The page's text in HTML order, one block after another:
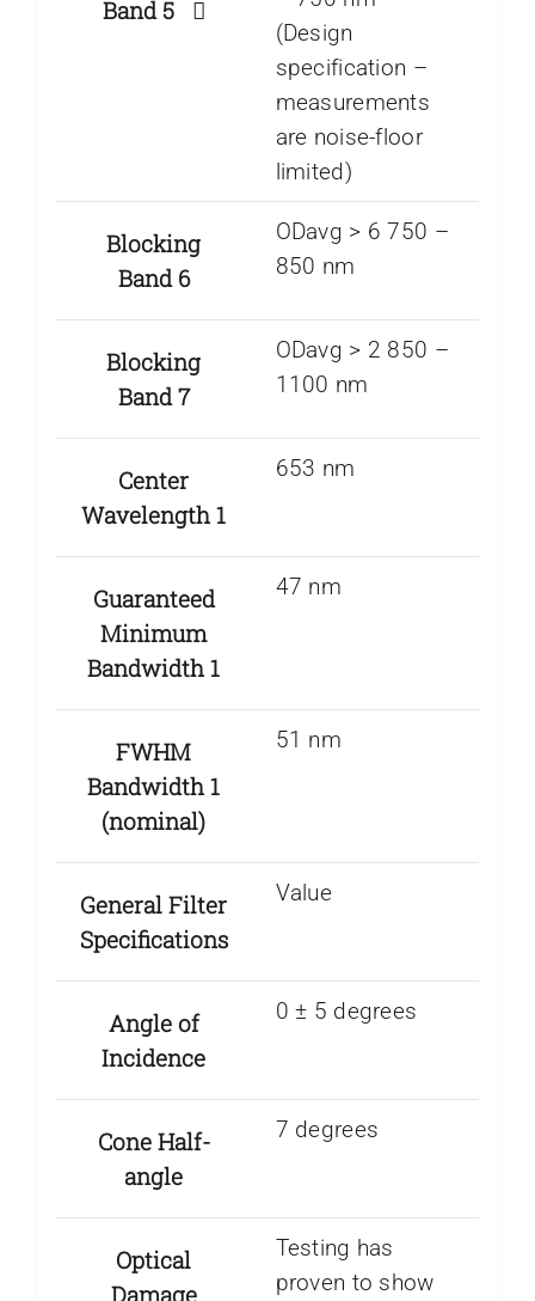
Band 5
(Design
specification –
measurements
are noise-floor
limited)
Blocking
Band 6
ODavg > 6 750 –
850 nm
Blocking
Band 7
ODavg > 2 850 –
1100 nm
Center
Wavelength 1
653 nm
Guaranteed
Minimum
Bandwidth 1
47 nm
FWHM
Bandwidth 1
(nominal)
51 nm
General Filter
Specifications
Value
Angle of
Incidence
0 ± 5 degrees
Cone Half-
angle
7 degrees
Optical
Damage
Testing has
proven to show